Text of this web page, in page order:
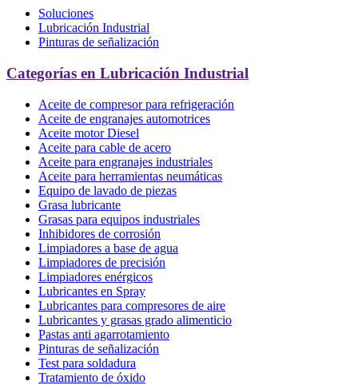
Soluciones
Lubricación Industrial
Pinturas de señalización
Categorías en Lubricación Industrial
Aceite de compresor para refrigeración
Aceite de engranajes automotrices
Aceite motor Diesel
Aceite para cable de acero
Aceite para engranajes industriales
Aceite para herramientas neumáticas
Equipo de lavado de piezas
Grasa lubricante
Grasas para equipos industriales
Inhibidores de corrosión
Limpiadores a base de agua
Limpiadores de precisión
Limpiadores enérgicos
Lubricantes en Spray
Lubricantes para compresores de aire
Lubricantes y grasas grado alimenticio
Pastas anti agarrotamiento
Pinturas de señalización
Test para soldadura
Tratamiento de óxido